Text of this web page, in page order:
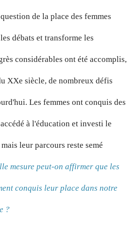
de la place des femmes
débats et transforme les
considérables ont été accomplis,
XXe siècle, de nombreux défis
Les femmes ont conquis des
à l'éducation et investi le
leur parcours reste semé
mesure peut-on affirmer que les
conquis leur place dans notre
?